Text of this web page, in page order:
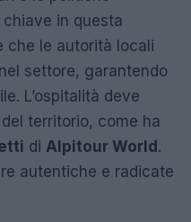
in questa
che le autorità locali
settore, garantendo
L’ospitalità deve
territorio, come ha
di Alpitour World.
autentiche e radicate